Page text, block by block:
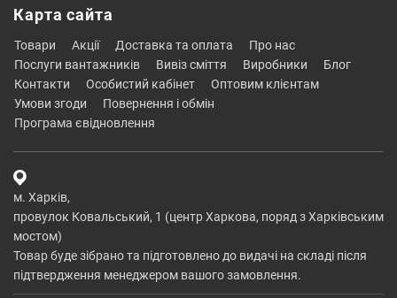
Карта сайта
товари акції доставка та оплата
про нас
послуги вантажників
вивіз сміття виробники
блог
контакти
особистий кабінет
оптовим клієнтам
умови згоди
повернення і обмін
програма євідновлення
м. Харків,
провулок Ковальський, 1 (центр Харкова, поряд з Харківським
мостом)
Товар буде зібрано та підготовлено до видачі на складі після
підтвердження менеджером вашого замовлення.